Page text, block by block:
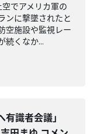
でアメリカ軍の
ンに撃墜されたと
空施設や監視レー
続くなか...
有識者会議」